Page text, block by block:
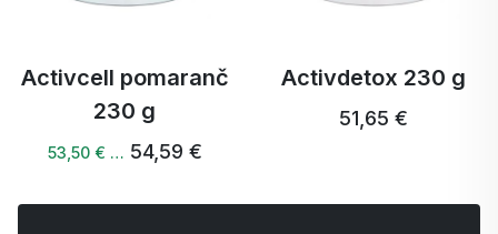
Activcell pomaranč
230 g
53,50 € … 54,59 €
Activdetox 230 g
51,65 €